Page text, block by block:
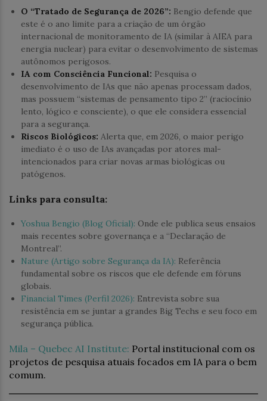
O “Tratado de Segurança de 2026”: Bengio defende que
este é o ano limite para a criação de um órgão
internacional de monitoramento de IA (similar à AIEA para
energia nuclear) para evitar o desenvolvimento de sistemas
autônomos perigosos.
IA com Consciência Funcional: Pesquisa o
desenvolvimento de IAs que não apenas processam dados,
mas possuem “sistemas de pensamento tipo 2” (raciocínio
lento, lógico e consciente), o que ele considera essencial
para a segurança.
Riscos Biológicos: Alerta que, em 2026, o maior perigo
imediato é o uso de IAs avançadas por atores mal-
intencionados para criar novas armas biológicas ou
patógenos.
Links para consulta:
Yoshua Bengio (Blog Oficial): Onde ele publica seus ensaios
mais recentes sobre governança e a “Declaração de
Montreal”.
Nature (Artigo sobre Segurança da IA): Referência
fundamental sobre os riscos que ele defende em fóruns
globais.
Financial Times (Perfil 2026): Entrevista sobre sua
resistência em se juntar a grandes Big Techs e seu foco em
segurança pública.
Mila – Quebec AI Institute: Portal institucional com os
projetos de pesquisa atuais focados em IA para o bem
comum.